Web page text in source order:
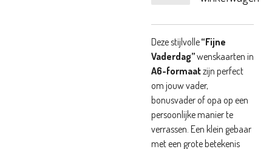
Deze stijlvolle“Fijne
Vaderdag”wenskaarten in
A6-formaatzijn perfect
om jouw vader,
bonusvader of opa op een
persoonlijke manier te
verrassen. Een klein gebaar
met een grote betekenis